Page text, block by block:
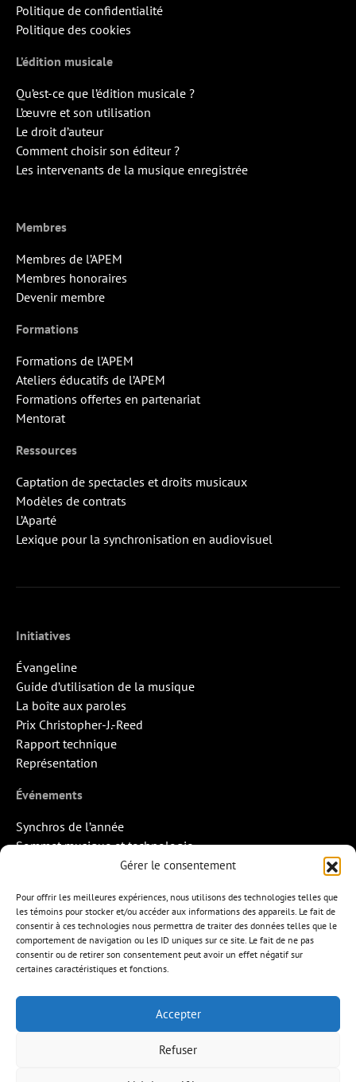
Gérer le consentement
Pour offrir les meilleures expériences, nous utilisons des technologies telles que
les témoins pour stocker et/ou accéder aux informations des appareils. Le fait de
consentir à ces technologies nous permettra de traiter des données telles que le
comportement de navigation ou les ID uniques sur ce site. Le fait de ne pas
consentir ou de retirer son consentement peut avoir un effet négatif sur
certaines caractéristiques et fonctions.
Accepter
Refuser
Politique de confidentialité
Politique des cookies
L’édition musicale
Qu’est-ce que l’édition musicale ?
L’œuvre et son utilisation
Le droit d’auteur
Comment choisir son éditeur ?
Les intervenants de la musique enregistrée
Membres
Membres de l’APEM
Membres honoraires
Devenir membre
Formations
Formations de l’APEM
Ateliers éducatifs de l’APEM
Formations offertes en partenariat
Mentorat
Ressources
Captation de spectacles et droits musicaux
Modèles de contrats
L’Aparté
Lexique pour la synchronisation en audiovisuel
Initiatives
Évangeline
Guide d’utilisation de la musique
La boîte aux paroles
Prix Christopher-J.-Reed
Rapport technique
Représentation
Événements
Synchros de l’année
Sommet musique et technologie
Quand la musique rencontre l’image
Missions d’export
Contact
L’ÉDITION MUSICALE